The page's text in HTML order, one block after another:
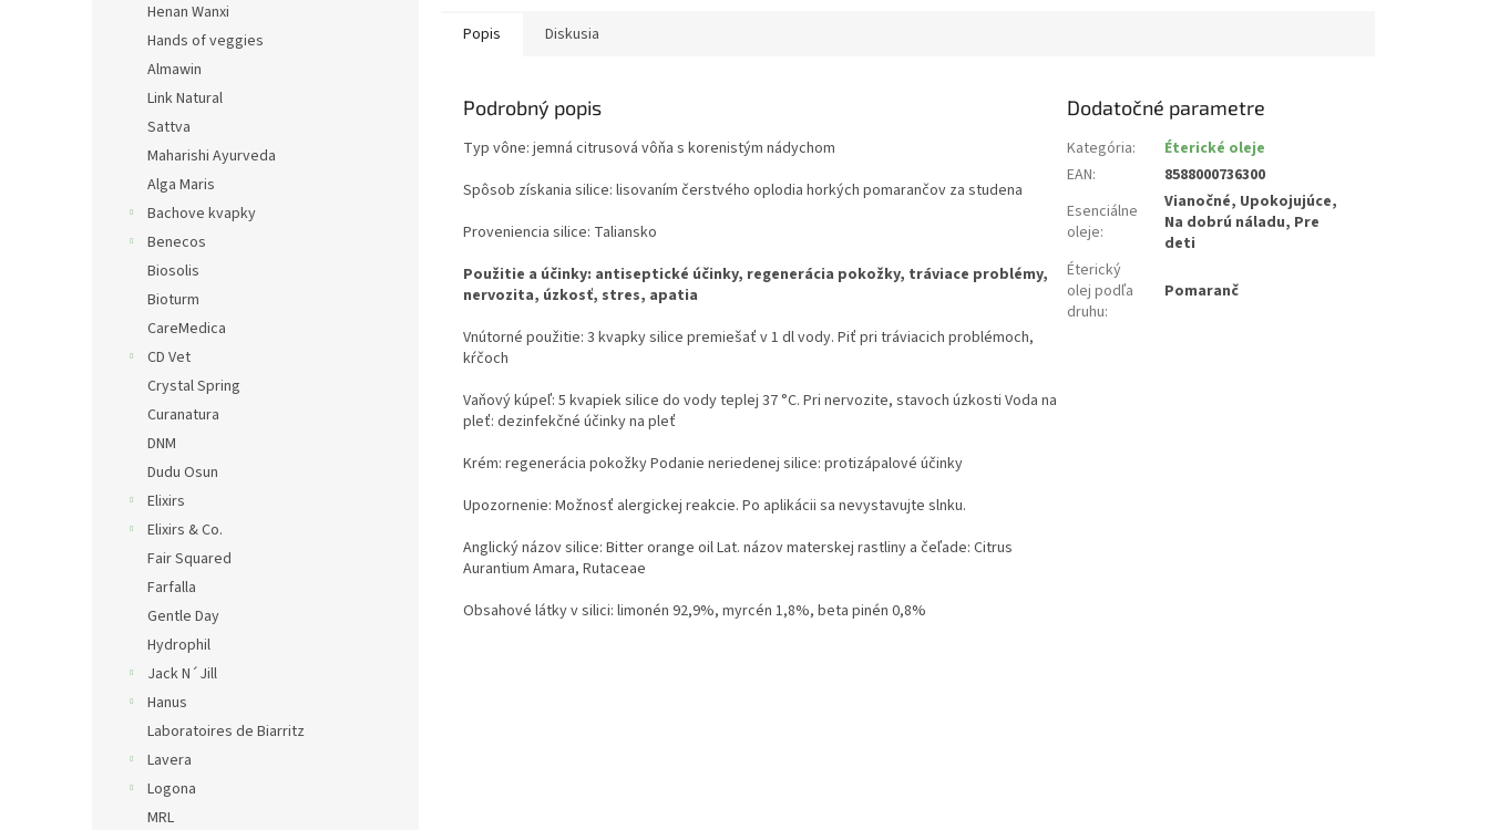
Henan Wanxi
Hands of veggies
Almawin
Link Natural
Sattva
Maharishi Ayurveda
Alga Maris
Bachove kvapky
Benecos
Biosolis
Bioturm
CareMedica
CD Vet
Crystal Spring
Curanatura
DNM
Dudu Osun
Elixirs
Elixirs & Co.
Fair Squared
Farfalla
Gentle Day
Hydrophil
Jack N´Jill
Hanus
Laboratoires de Biarritz
Lavera
Logona
MRL
Popis Diskusia
Podrobný popis
Typ vône: jemná citrusová vôňa s korenistým nádychom
Spôsob získania silice: lisovaním čerstvého oplodia horkých pomarančov za studena
Proveniencia silice: Taliansko
Použitie a účinky: antiseptické účinky, regenerácia pokožky, tráviace problémy,
nervozita, úzkosť, stres, apatia
Vnútorné použitie: 3 kvapky silice premiešať v 1 dl vody. Piť pri tráviacich problémoch,
kŕčoch
Vaňový kúpeľ: 5 kvapiek silice do vody teplej 37 °C. Pri nervozite, stavoch úzkosti Voda na
pleť: dezinfekčné účinky na pleť
Krém: regenerácia pokožky Podanie neriedenej silice: protizápalové účinky
Upozornenie: Možnosť alergickej reakcie. Po aplikácii sa nevystavujte slnku.
Anglický názov silice: Bitter orange oil Lat. názov materskej rastliny a čeľade: Citrus
Aurantium Amara, Rutaceae
Obsahové látky v silici: limonén 92,9%, myrcén 1,8%, beta pinén 0,8%
Dodatočné parametre
Kategória:
Éterické oleje
EAN:
8588000736300
Esenciálne
oleje:
Vianočné, Upokojujúce,
Na dobrú náladu, Pre
deti
Éterický
olej podľa
druhu:
Pomaranč